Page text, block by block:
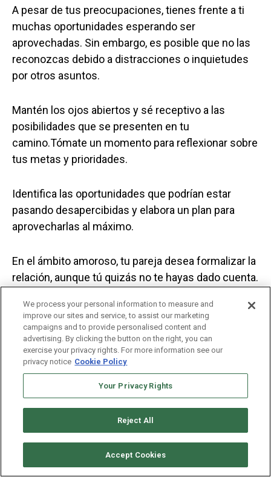
A pesar de tus preocupaciones, tienes frente a ti
muchas oportunidades esperando ser
aprovechadas. Sin embargo, es posible que no las
reconozcas debido a distracciones o inquietudes
por otros asuntos.
Mantén los ojos abiertos y sé receptivo a las
posibilidades que se presenten en tu
camino.Tómate un momento para reflexionar sobre
tus metas y prioridades.
Identifica las oportunidades que podrían estar
pasando desapercibidas y elabora un plan para
aprovecharlas al máximo.
En el ámbito amoroso, tu pareja desea formalizar la
relación, aunque tú quizás no te hayas dado cuenta.
Dar este paso podría conducir a descubrimientos
positivos sobre estar en pareja y fortalecer vuestra
conexión emocional.
Reflexiona sobre tus sentimientos hacia tu pareja y
considera si estás listo para dar el paso hacia una
Comunica tus pensamientos y emociones con tu
We process your personal information to measure and
improve our sites and service, to assist our marketing
campaigns and to provide personalised content and
advertising. By clicking the button on the right, you can
exercise your privacy rights. For more information see our
privacy notice Cookie Policy
Your Privacy Rights
Reject All
Accept Cookies